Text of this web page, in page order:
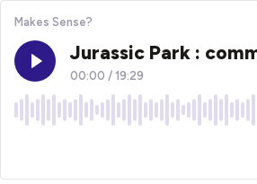
Makes Sense?
Jurassic Park :
00:00 /19:29